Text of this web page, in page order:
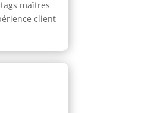
maîtres
client